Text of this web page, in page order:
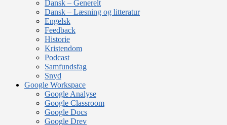
Dansk – Generelt
Dansk – Læsning og litteratur
Engelsk
Feedback
Historie
Kristendom
Podcast
Samfundsfag
Snyd
Google Workspace
Google Analyse
Google Classroom
Google Docs
Google Drev